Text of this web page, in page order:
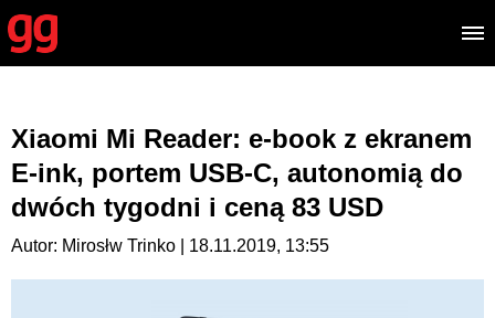
Xiaomi Mi Reader: e-book z ekranem
E-ink, portem USB-C, autonomią do
dwóch tygodni i ceną 83 USD
Autor: Mirosłw Trinko | 18.11.2019, 13:55